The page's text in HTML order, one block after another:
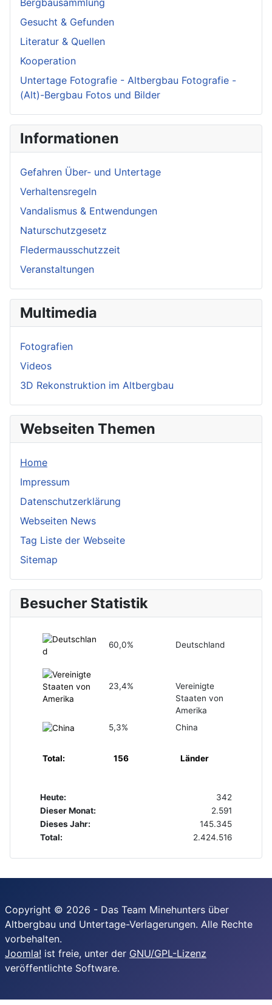
Bergbausammlung
Gesucht & Gefunden
Literatur & Quellen
Kooperation
Untertage Fotografie - Altbergbau Fotografie -
(Alt)-Bergbau Fotos und Bilder
Informationen
Gefahren Über- und Untertage
Verhaltensregeln
Vandalismus & Entwendungen
Naturschutzgesetz
Fledermausschutzzeit
Veranstaltungen
Multimedia
Fotografien
Videos
3D Rekonstruktion im Altbergbau
Webseiten Themen
Home
Impressum
Datenschutzerklärung
Webseiten News
Tag Liste der Webseite
Sitemap
Besucher Statistik
60,0% Deutschland
23,4%
Vereinigte
Staaten von
Amerika
5,3%
China
Total: 156 Länder
Heute:
342
Dieser Monat:
2.591
Dieses Jahr:
145.345
Total:
2.424.516
Copyright © 2026 - Das Team Minehunters über
Altbergbau und Untertage-Verlagerungen. Alle Rechte
vorbehalten.
Joomla! ist freie, unter der GNU/GPL-Lizenz
veröffentlichte Software.